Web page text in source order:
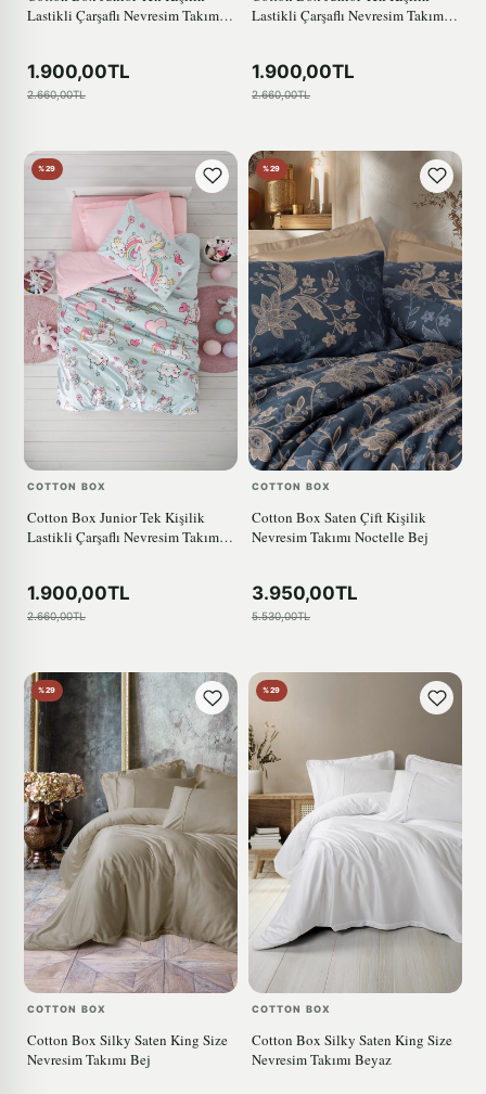
Lastikli Çarşaflı Nevresim Takımı
1.900,00TL
2.660,00TL
Lastikli Çarşaflı Nevresim Takımı
1.900,00TL
2.660,00TL
%29
COTTON BOX
Cotton Box Junior Tek Kişilik
Lastikli Çarşaflı Nevresim Takımı
1.900,00TL
2.660,00TL
%29
COTTON BOX
Cotton Box Saten Çift Kişilik
Nevresim Takımı Noctelle Bej
3.950,00TL
5.530,00TL
%29
COTTON BOX
Cotton Box Silky Saten King Size
Nevresim Takımı Bej
%29
COTTON BOX
Cotton Box Silky Saten King Size
Nevresim Takımı Beyaz